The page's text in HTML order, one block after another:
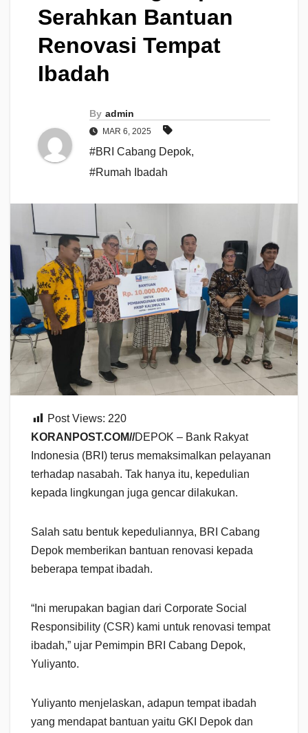
Serahkan Bantuan
Renovasi Tempat
Ibadah
By admin
MAR 6, 2025
#BRI Cabang Depok,
#Rumah Ibadah
Post Views: 220
KORANPOST.COM//DEPOK – Bank Rakyat
Indonesia (BRI) terus memaksimalkan pelayanan
terhadap nasabah. Tak hanya itu, kepedulian
kepada lingkungan juga gencar dilakukan.
Salah satu bentuk kepeduliannya, BRI Cabang
Depok memberikan bantuan renovasi kepada
beberapa tempat ibadah.
“Ini merupakan bagian dari Corporate Social
Responsibility (CSR) kami untuk renovasi tempat
ibadah,” ujar Pemimpin BRI Cabang Depok,
Yuliyanto.
Yuliyanto menjelaskan, adapun tempat ibadah
yang mendapat bantuan yaitu GKI Depok dan